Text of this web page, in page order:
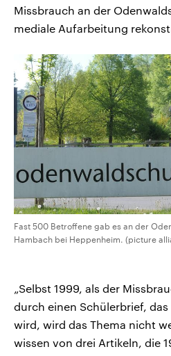
Missbrauch an der
mediale Aufarbeitung
Fast 500 Betroffene gab es an der
Hambach bei Heppenheim. (picture
„Selbst 1999, als der
durch einen Schülerbrief,
wird, wird das Thema nicht
wissen von drei Artikeln, die